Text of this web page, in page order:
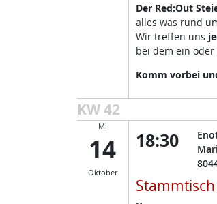
Der Red:Out
alles was rund
Wir treffen uns
bei dem ein
Komm vorbei
KW 42
Mi
14
Oktober
18:30